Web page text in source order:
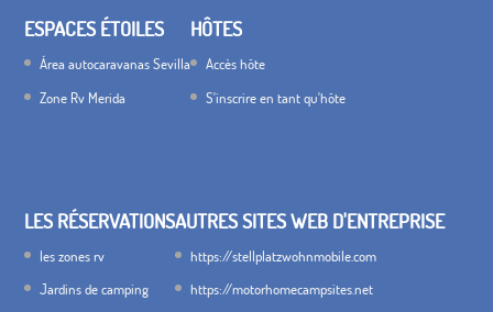
ESPACES ÉTOILES
Área autocaravanas Sevilla
Zone Rv Merida
HÔTES
Accès hôte
S'inscrire en tant qu'hôte
LES RÉSERVATIONS
les zones rv
Jardins de camping
AUTRES SITES WEB D'ENTREPRISE
https://stellplatzwohnmobile.com
https://motorhomecampsites.net